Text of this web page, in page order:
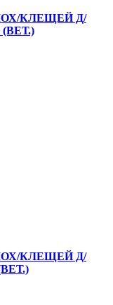
КЛЕЩЕЙ Д/
КЛЕЩЕЙ Д/